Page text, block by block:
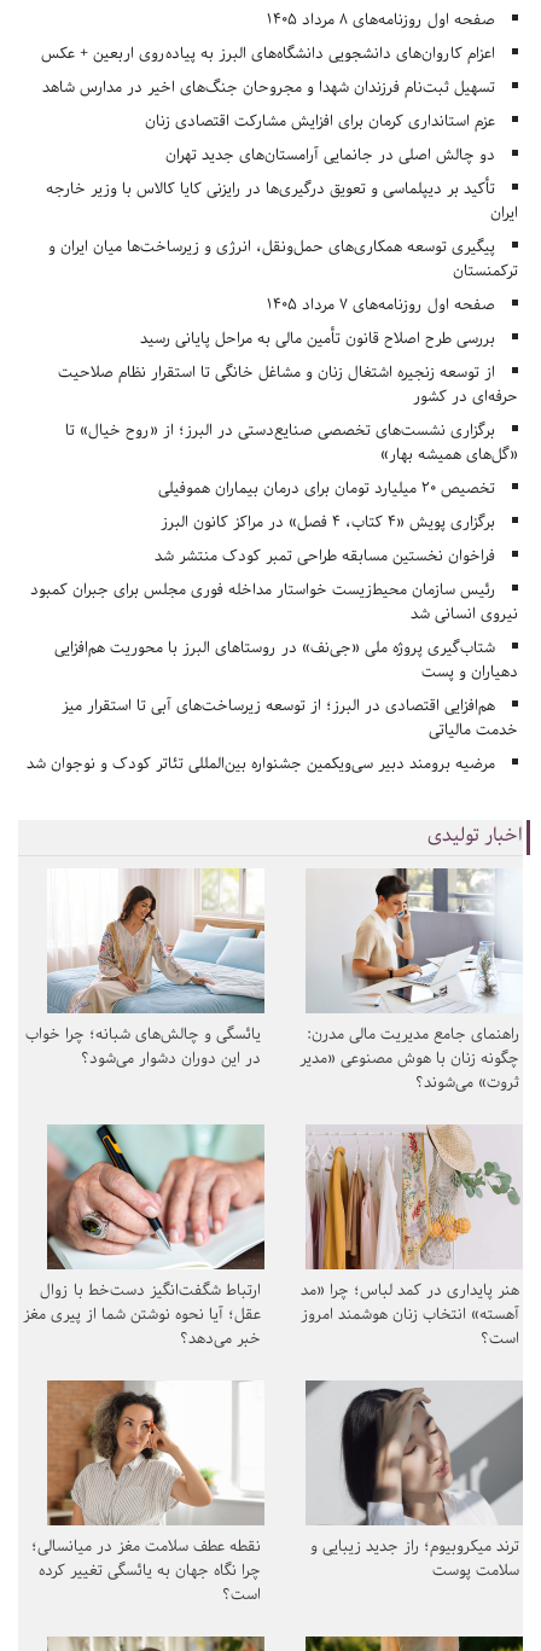
صفحه اول روزنامه‌های 8 مرداد 1405
اعزام کاروان‌های دانشجویی دانشگاه‌های البرز به پیاده‌روی اربعین + عکس
تسهیل ثبت‌نام فرزندان شهدا و مجروحان جنگ‌های اخیر در مدارس شاهد
عزم استانداری کرمان برای افزایش مشارکت اقتصادی زنان
دو چالش اصلی در جانمایی آرامستان‌های جدید تهران
تأکید بر دیپلماسی و تعویق درگیری‌ها در رایزنی کایا کالاس با وزیر خارجه
ایران
پیگیری توسعه همکاری‌های حمل‌ونقل، انرژی و زیرساخت‌ها میان ایران و
ترکمنستان
صفحه اول روزنامه‌های 7 مرداد 1405
بررسی طرح اصلاح قانون تأمین مالی به مراحل پایانی رسید
از توسعه زنجیره اشتغال زنان و مشاغل خانگی تا استقرار نظام صلاحیت
حرفه‌ای در کشور
برگزاری نشست‌های تخصصی صنایع‌دستی در البرز؛ از «روح خیال» تا
«گل‌های همیشه بهار»
تخصیص ۲۰ میلیارد تومان برای درمان بیماران هموفیلی
برگزاری پویش «۴ کتاب، ۴ فصل» در مراکز کانون البرز
فراخوان نخستین مسابقه طراحی تمبر کودک منتشر شد
رئیس سازمان محیط‌زیست خواستار مداخله فوری مجلس برای جبران کمبود
نیروی انسانی شد
شتاب‌گیری پروژه ملی «جی‌نف» در روستاهای البرز با محوریت هم‌افزایی
دهیاران و پست
هم‌افزایی اقتصادی در البرز؛ از توسعه زیرساخت‌های آبی تا استقرار میز
خدمت مالیاتی
مرضیه برومند دبیر سی‌ویکمین جشنواره بین‌المللی تئاتر کودک و نوجوان شد
اخبار تولیدی
راهنمای جامع مدیریت مالی مدرن:
چگونه زنان با هوش مصنوعی «مدیر
ثروت» می‌شوند؟
یائسگی و چالش‌های شبانه؛ چرا خواب
در این دوران دشوار می‌شود؟
هنر پایداری در کمد لباس؛ چرا «مد
آهسته» انتخاب زنان هوشمند امروز
است؟
ارتباط شگفت‌انگیز دست‌خط با زوال
عقل؛ آیا نحوه نوشتن شما از پیری مغز
خبر می‌دهد؟
ترند میکروبیوم؛ راز جدید زیبایی و
سلامت پوست
نقطه عطف سلامت مغز در میانسالی؛
چرا نگاه جهان به یائسگی تغییر کرده
است؟